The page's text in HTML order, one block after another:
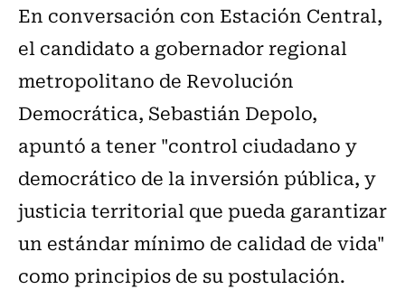
En conversación con Estación Central,
el candidato a gobernador regional
metropolitano de Revolución
Democrática, Sebastián Depolo,
apuntó a tener "control ciudadano y
democrático de la inversión pública, y
justicia territorial que pueda garantizar
un estándar mínimo de calidad de vida"
como principios de su postulación.